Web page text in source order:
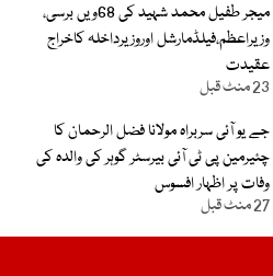
میجر طفیل محمد شہید کی 68ویں برسی،
وزیراعظم،فیلڈمارشل اوروزیرداخلہ کاخراج
عقیدت
23 منٹ قبل
جے یو آئی سربراہ مولانا فضل الرحمان کا
چئیرمین پی ٹی آئی بیرسٹر گوہر کی والدہ کی
وفات پر اظہار افسوس
27 منٹ قبل